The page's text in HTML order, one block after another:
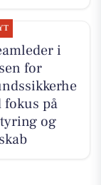
i
for
fokus på
og